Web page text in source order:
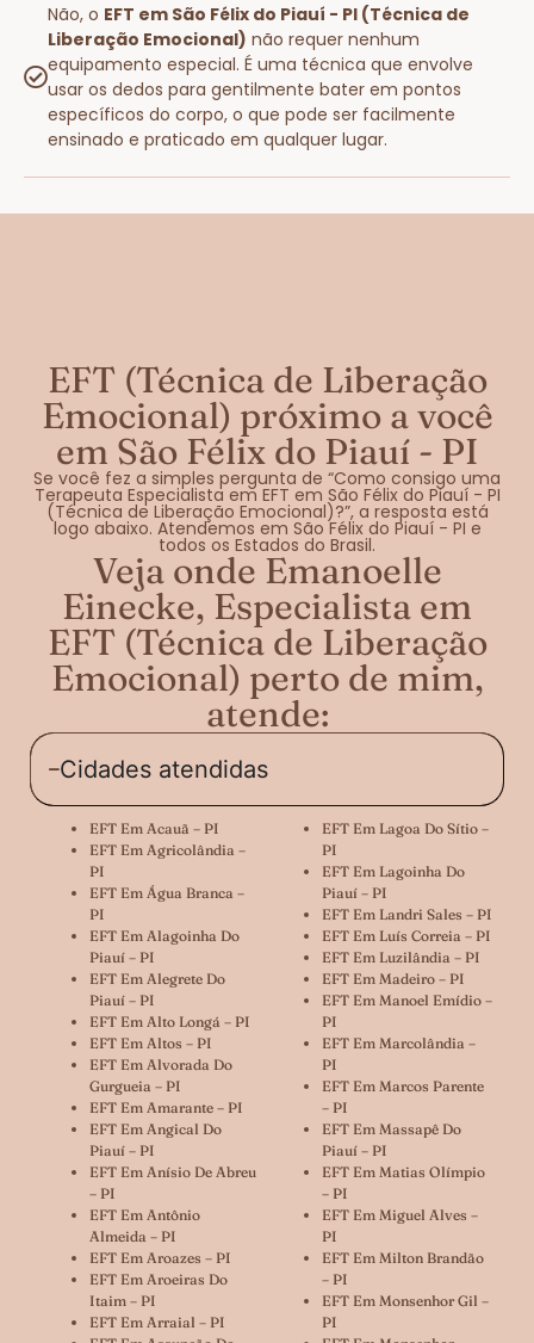
Não, o EFT em São Félix do Piauí - PI (Técnica de
Liberação Emocional) não requer nenhum
equipamento especial. É uma técnica que envolve
usar os dedos para gentilmente bater em pontos
específicos do corpo, o que pode ser facilmente
ensinado e praticado em qualquer lugar.
EFT (Técnica de Liberação
Emocional) próximo a você
em São Félix do Piauí - PI
Se você fez a simples pergunta de “Como consigo uma
Terapeuta Especialista em EFT em São Félix do Piauí - PI
(Técnica de Liberação Emocional)?”, a resposta está
logo abaixo. Atendemos em São Félix do Piauí - PI e
todos os Estados do Brasil.
Veja onde Emanoelle
Einecke, Especialista em
EFT (Técnica de Liberação
Emocional) perto de mim,
atende:
Cidades atendidas
EFT Em Acauã – PI
EFT Em Agricolândia –
PI
EFT Em Água Branca –
PI
EFT Em Alagoinha Do
Piauí – PI
EFT Em Alegrete Do
Piauí – PI
EFT Em Alto Longá – PI
EFT Em Altos – PI
EFT Em Alvorada Do
Gurgueia – PI
EFT Em Amarante – PI
EFT Em Angical Do
Piauí – PI
EFT Em Anísio De Abreu
– PI
EFT Em Antônio
Almeida – PI
EFT Em Aroazes – PI
EFT Em Aroeiras Do
Itaim – PI
EFT Em Arraial – PI
EFT Em Lagoa Do Sítio –
PI
EFT Em Lagoinha Do
Piauí – PI
EFT Em Landri Sales – PI
EFT Em Luís Correia – PI
EFT Em Luzilândia – PI
EFT Em Madeiro – PI
EFT Em Manoel Emídio –
PI
EFT Em Marcolândia –
PI
EFT Em Marcos Parente
– PI
EFT Em Massapê Do
Piauí – PI
EFT Em Matias Olímpio
– PI
EFT Em Miguel Alves –
PI
EFT Em Milton Brandão
– PI
EFT Em Monsenhor Gil –
PI